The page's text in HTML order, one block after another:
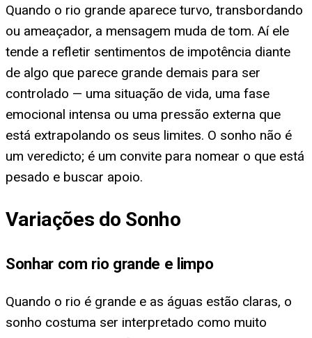
Quando o rio grande aparece turvo, transbordando
ou ameaçador, a mensagem muda de tom. Aí ele
tende a refletir sentimentos de impotência diante
de algo que parece grande demais para ser
controlado — uma situação de vida, uma fase
emocional intensa ou uma pressão externa que
está extrapolando os seus limites. O sonho não é
um veredicto; é um convite para nomear o que está
pesado e buscar apoio.
Variações do Sonho
Sonhar com rio grande e limpo
Quando o rio é grande e as águas estão claras, o
sonho costuma ser interpretado como muito